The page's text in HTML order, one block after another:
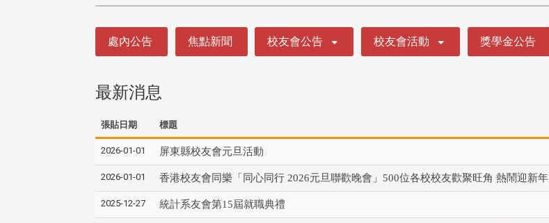
處內公告 焦點新聞 校友會公告 校友會活動 獎學金公告
最新消息
張貼日期 標題
2026-01-01 屏東縣校友會元旦活動
2026-01-01 香港校友會同樂「同心同行 2026元旦聯歡晚會」500位各校校友歡聚旺角 熱鬧迎新年
2025-12-27 統計系友會第15屆就職典禮